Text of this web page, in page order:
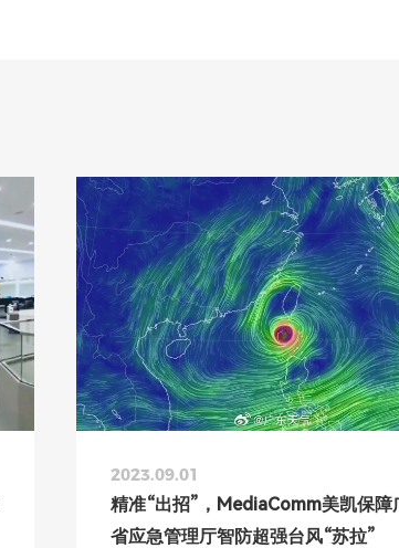
2023.09.01
精准“出招”，MediaComm美凯保障
省应急管理厅智防超强台风“苏拉”